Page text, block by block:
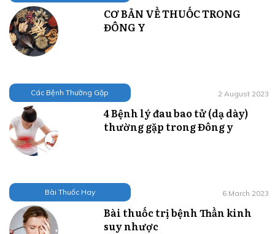
CƠ BẢN VỀ THUỐC TRONG
ĐÔNG Y
Các Bệnh Thường Gặp 2 August 2023
4 Bệnh lý đau bao tử (dạ dày)
thường gặp trong Đông y
Bài Thuốc Hay 6 March 2023
Bài thuốc trị bệnh Thần kinh
suy nhược